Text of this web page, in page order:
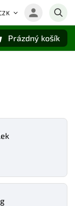
Prázdný košík